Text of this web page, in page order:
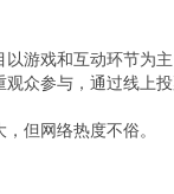
游戏和互动环节为
众参与，通过线上
但网络热度不俗。